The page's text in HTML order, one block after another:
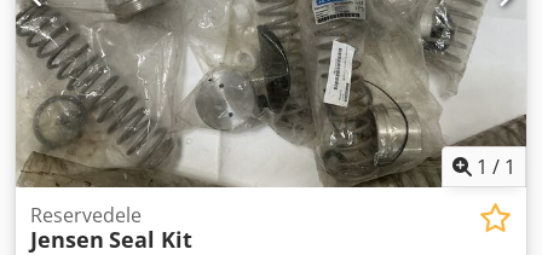
1 / 1
Reservedele
Jensen Seal Kit